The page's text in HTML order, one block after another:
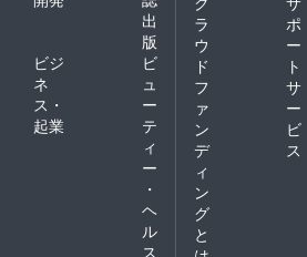
出
版
ビジ
ネ
ス・
起業
ビ
ュ
ー
テ
ィ
ー
・
ヘ
ル
ス
ラ
ウ
ド
フ
ァ
ン
デ
ィ
ン
グ
と
ポ
ー
ト
サ
ー
ビ
ス